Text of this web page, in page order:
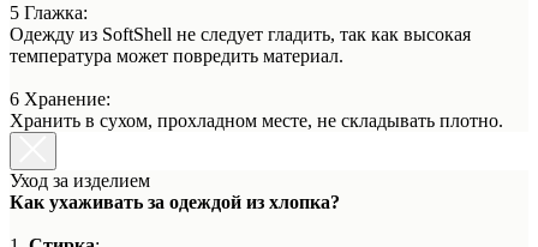
5 Глажка:
Одежду из SoftShell не следует гладить, так как высокая
температура может повредить материал.
6 Хранение:
Хранить в сухом, прохладном месте, не складывать плотно.
Уход за изделием
Как ухаживать за одеждой из хлопка?